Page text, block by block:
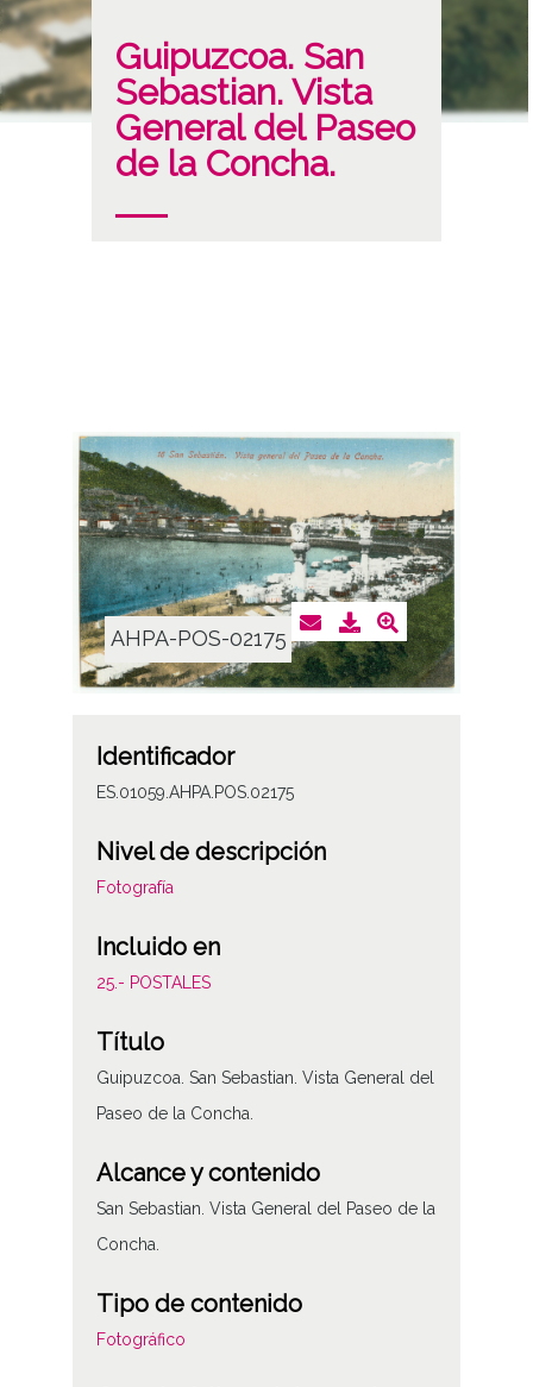
Guipuzcoa. San
Sebastian. Vista
General del Paseo
de la Concha.
AHPA-POS-02175
Identificador
ES.01059.AHPA.POS.02175
Nivel de descripción
Fotografía
Incluido en
25.- POSTALES
Título
Guipuzcoa. San Sebastian. Vista General del
Paseo de la Concha.
Alcance y contenido
San Sebastian. Vista General del Paseo de la
Concha.
Tipo de contenido
Fotográfico